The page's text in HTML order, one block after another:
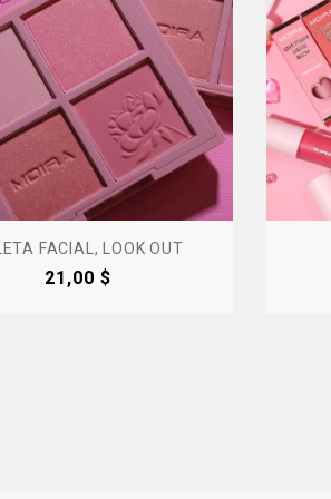
FACIAL, LOOK OUT
Precio
21,00 $